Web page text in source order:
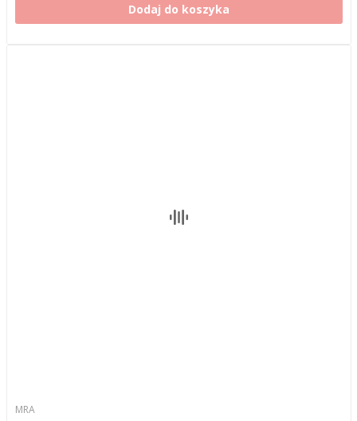
Dodaj do koszyka
MRA